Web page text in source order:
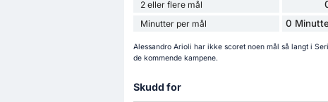
2 eller flere mål
Minutter per mål 0
Alessandro Arioli har ikke scoret noen mål så langt i
de kommende kampene.
Skudd for